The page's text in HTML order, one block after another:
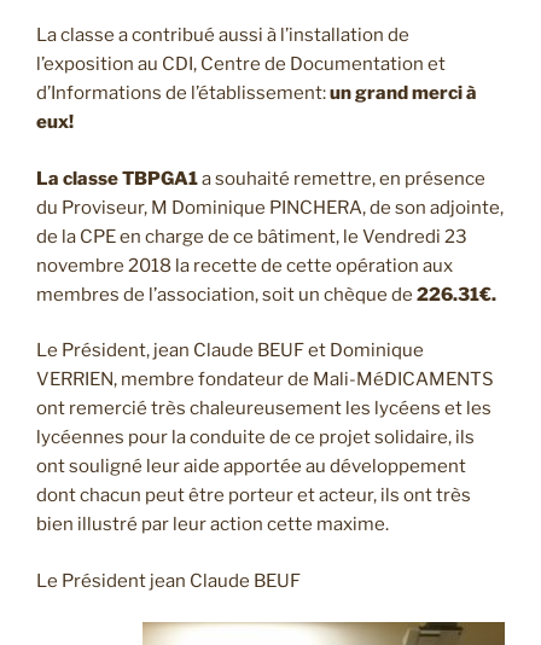
La classe a contribué aussi à l’installation de
l’exposition au CDI, Centre de Documentation et
d’Informations de l’établissement:un grand merci à
eux!
La classe TBPGA1a souhaité remettre, en présence
du Proviseur, M Dominique PINCHERA, de son adjointe,
de la CPE en charge de ce bâtiment, le Vendredi 23
novembre 2018 la recette de cette opération aux
membres de l’association, soit un chèque de 226.31€.
Le Président, jean Claude BEUF et Dominique
VERRIEN, membre fondateur de Mali-MéDICAMENTS
ont remercié très chaleureusement les lycéens et les
lycéennes pour la conduite de ce projet solidaire, ils
ont souligné leur aide apportée au développement
dont chacun peut être porteur et acteur, ils ont très
bien illustré par leur action cette maxime.
Le Président jean Claude BEUF